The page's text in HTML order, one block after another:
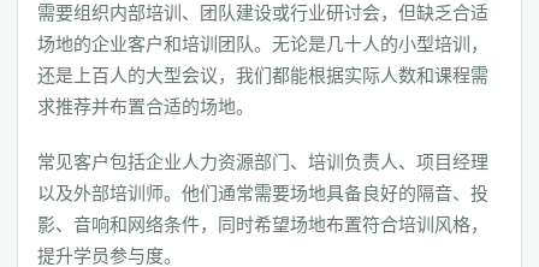
需要组织内部培训、团队建设或行业研讨会，但缺乏合适
场地的企业客户和培训团队。无论是几十人的小型培训，
还是上百人的大型会议，我们都能根据实际人数和课程需
求推荐并布置合适的场地。
常见客户包括企业人力资源部门、培训负责人、项目经理
以及外部培训师。他们通常需要场地具备良好的隔音、投
影、音响和网络条件，同时希望场地布置符合培训风格，
提升学员参与度。